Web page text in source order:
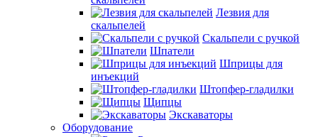
Лезвия для
скальпелей
Скальпели с ручкой
Шпатели
Шприцы для
инъекций
Штопфер-гладилки
Щипцы
Экскаваторы
Оборудование